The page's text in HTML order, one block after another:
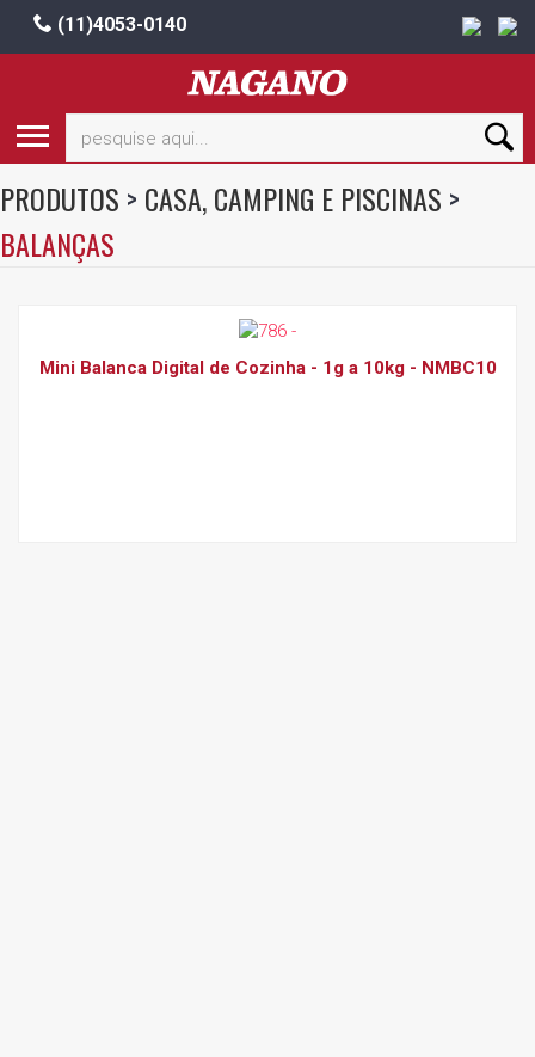
(11)4053-0140
PRODUTOS > CASA, CAMPING E PISCINAS >
BALANÇAS
Mini Balanca Digital de Cozinha - 1g a 10kg - NMBC10